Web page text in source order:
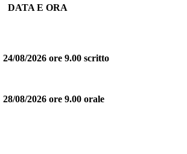
DATA E ORA
24/08/2026 ore 9.00 scritto
28/08/2026 ore 9.00 orale